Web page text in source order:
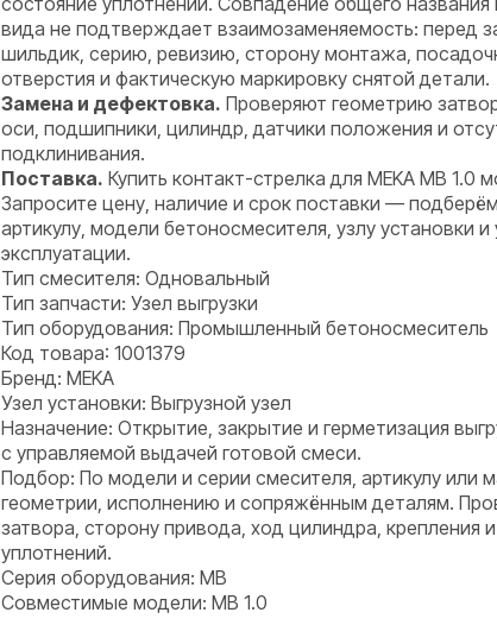
вида не подтверждает взаимозаменяемость: перед
шильдик, серию, ревизию, сторону монтажа,
отверстия и фактическую маркировку снятой детали.
Замена и дефектовка. Проверяют геометрию
оси, подшипники, цилиндр, датчики положения и
подклинивания.
Поставка. Купить контакт-стрелка для MEKA MB 1.0
Запросите цену, наличие и срок поставки —
артикулу, модели бетоносмесителя, узлу установки и
эксплуатации.
Тип смесителя: Одновальный
Тип запчасти: Узел выгрузки
Тип оборудования: Промышленный бетоносмеситель
Код товара: 1001379
Бренд: MEKA
Узел установки: Выгрузной узел
Назначение: Открытие, закрытие и герметизация
с управляемой выдачей готовой смеси.
Подбор: По модели и серии смесителя, артикулу или
геометрии, исполнению и сопряжённым деталям.
затвора, сторону привода, ход цилиндра, крепления
уплотнений.
Серия оборудования: MB
Совместимые модели: MB 1.0